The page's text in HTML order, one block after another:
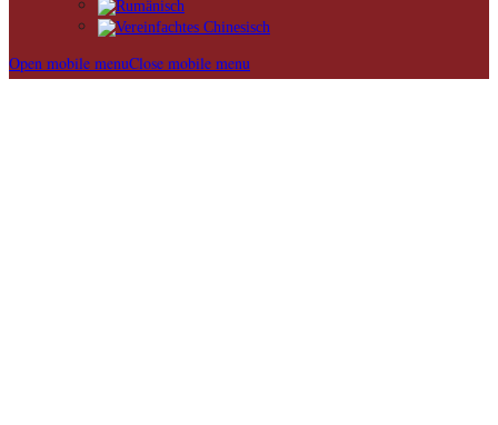
Open mobile menuClose mobile menu